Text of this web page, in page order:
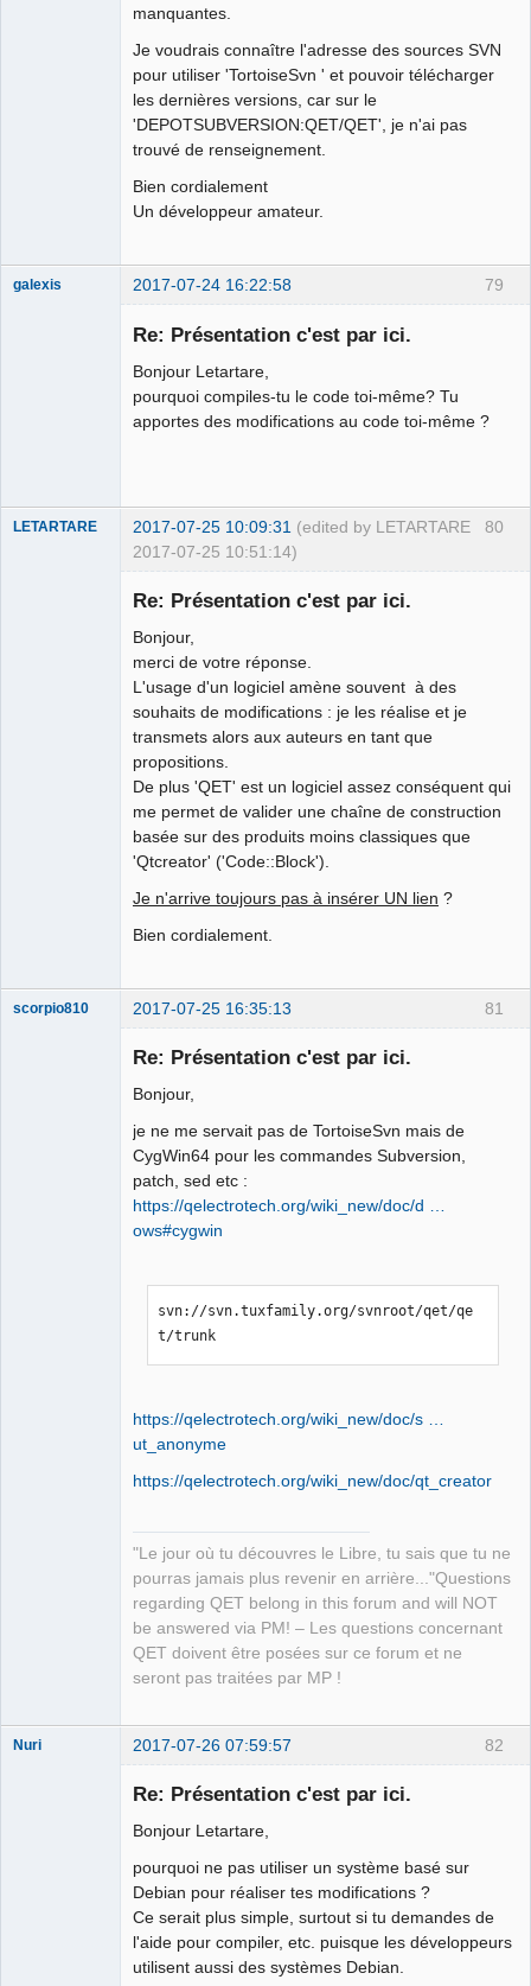
manquantes.
Je voudrais connaître l'adresse des sources SVN
pour utiliser 'TortoiseSvn ' et pouvoir télécharger
les dernières versions, car sur le
'DEPOTSUBVERSION:QET/QET', je n'ai pas
trouvé de renseignement.
Bien cordialement
Un développeur amateur.
79
galexis 2017-07-24 16:22:58
Re: Présentation c'est par ici.
Bonjour Letartare,
pourquoi compiles-tu le code toi-même? Tu
apportes des modifications au code toi-même ?
80
LETARTARE 2017-07-25 10:09:31 (edited by LETARTARE
2017-07-25 10:51:14)
Re: Présentation c'est par ici.
Bonjour,
merci de votre réponse.
L'usage d'un logiciel amène souvent à des
souhaits de modifications : je les réalise et je
transmets alors aux auteurs en tant que
propositions.
De plus 'QET' est un logiciel assez conséquent qui
me permet de valider une chaîne de construction
basée sur des produits moins classiques que
'Qtcreator' ('Code::Block').
Je n'arrive toujours pas à insérer UN lien ?
Bien cordialement.
81
scorpio810 2017-07-25 16:35:13
Re: Présentation c'est par ici.
Bonjour,
je ne me servait pas de TortoiseSvn mais de
CygWin64 pour les commandes Subversion,
patch, sed etc :
https://qelectrotech.org/wiki_new/doc/d …
ows#cygwin
svn://svn.tuxfamily.org/svnroot/qet/qe
t/trunk
https://qelectrotech.org/wiki_new/doc/s …
ut_anonyme
https://qelectrotech.org/wiki_new/doc/qt_creator
"Le jour où tu découvres le Libre, tu sais que tu ne
pourras jamais plus revenir en arrière..."Questions
regarding QET belong in this forum and will NOT
be answered via PM! – Les questions concernant
QET doivent être posées sur ce forum et ne
seront pas traitées par MP !
82
Nuri 2017-07-26 07:59:57
Re: Présentation c'est par ici.
Bonjour Letartare,
pourquoi ne pas utiliser un système basé sur
Debian pour réaliser tes modifications ?
Ce serait plus simple, surtout si tu demandes de
l'aide pour compiler, etc. puisque les développeurs
utilisent aussi des systèmes Debian.